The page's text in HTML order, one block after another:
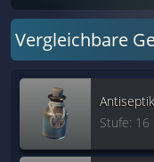
Vergleichbare
Stufe: 16